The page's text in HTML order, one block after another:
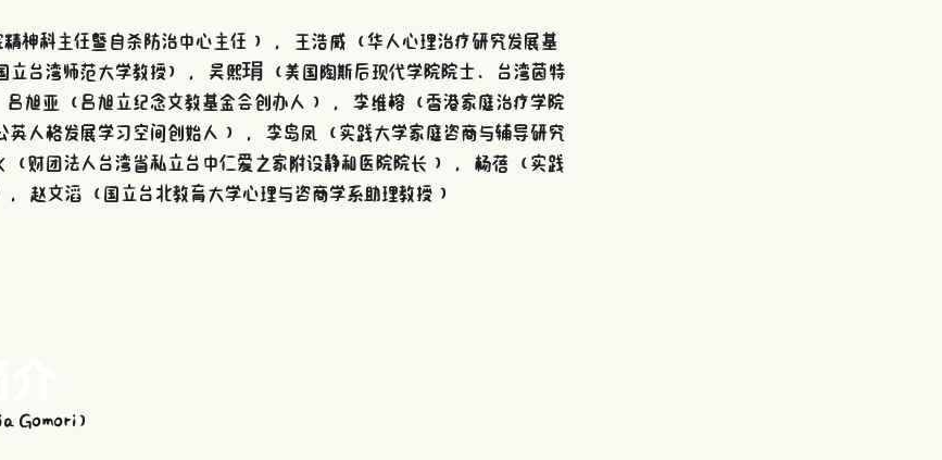
神科主任暨自杀防治中心主任 ），王浩威（华人心理治疗研究发展基
台湾师范大学教授），吴熙琄（美国陶斯后现代学院院士、台湾茵特
旭亚（吕旭立纪念文教基金会创办人 ），李维榕（香港家庭治疗学院
人格发展学习空间创始人 ），李岛凤（实践大学家庭咨商与辅导研究
财团法人台湾省私立台中仁爱之家附设静和医院院长 ），杨蓓（实践
赵文滔（国立台北教育大学心理与咨商学系助理教授 ）
Gomori）